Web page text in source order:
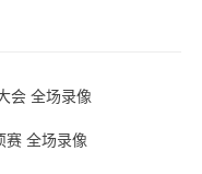
会 全场录像
赛 全场录像